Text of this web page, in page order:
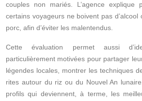
couples non mariés. L’agence explique
certains voyageurs ne boivent pas
porc, afin d’éviter les malentendus.
Cette évaluation permet aussi
particulièrement motivées pour partager
légendes locales, montrer les techniques
rites autour du riz ou du Nouvel An
profils qui deviennent, à terme, les